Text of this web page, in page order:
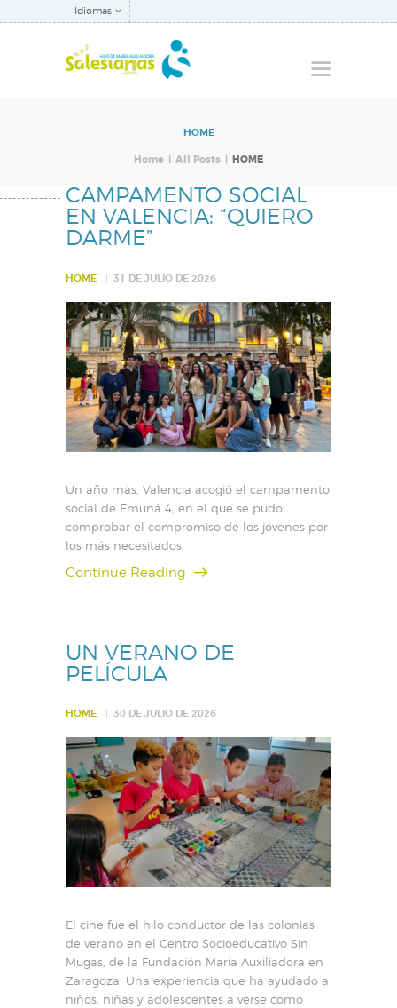
Idiomas
HOME
Home All Posts HOME
QUIÉNES SOMOS
NUESTRA
INSPECTORÍA
QUÉ HACEMOS
NOTICIAS
CAMPAMENTO SOCIAL
EN VALENCIA: “QUIERO
DARME”
HOME 31 DE JULIO DE 2026
Un año más, Valencia acogió el campamento
social de Emuná 4, en el que se pudo
comprobar el compromiso de los jóvenes por
los más necesitados.
Continue Reading
UN VERANO DE
PELÍCULA
HOME 30 DE JULIO DE 2026
El cine fue el hilo conductor de las colonias
de verano en el Centro Socioeducativo Sin
Mugas, de la Fundación María Auxiliadora en
Zaragoza. Una experiencia que ha ayudado a
niños, niñas y adolescentes a verse como